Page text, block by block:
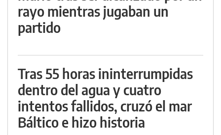
rayo mientras jugaban un
partido
Tras 55 horas ininterrumpidas
dentro del agua y cuatro
intentos fallidos, cruzó el mar
Báltico e hizo historia